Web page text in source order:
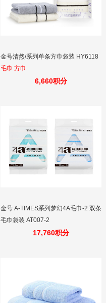
金号清然/系列单条方巾袋装 HY6118
毛巾 方巾
6,660积分
金号 A-TIMES系列梦幻4A毛巾-2 双条
毛巾袋装 AT007-2
17,760积分